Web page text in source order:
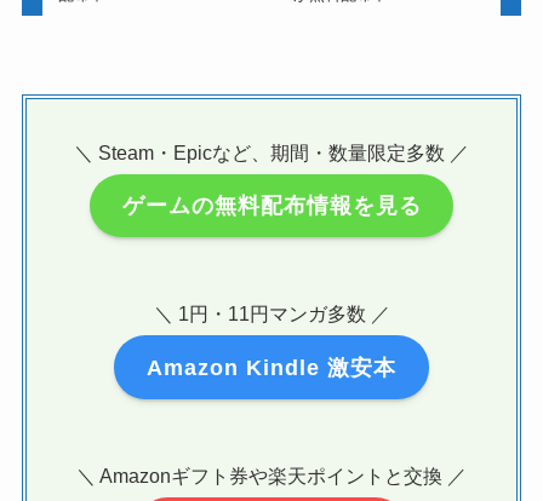
＼ Steam・Epicなど、期間・数量限定多数 ／
ゲームの無料配布情報を見る
＼ 1円・11円マンガ多数 ／
Amazon Kindle 激安本
＼ Amazonギフト券や楽天ポイントと交換 ／